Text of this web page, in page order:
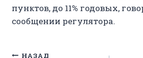
пунктов, до 11% годовых,
сообщении регулятора.
НАЗАД